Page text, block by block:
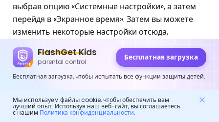
выбрав опцию «Системные настройки», а затем
перейдя в «Экранное время». Затем вы можете
изменить некоторые настройки отсюда,
особенно те, которые относятся к онлайн
серфингу Safari. Чтобы обеспечить детям
безопасный доступ в Интернет, вы можете
настроить различные настройки , связанные с
Safari, ограничить доступ к определенным
сайтам и ограничить доступ к определенным
FlashGet Kids
parental control
Бесплатная загрузка
Бесплатная загрузка, чтобы испытать все функции защиты детей.
Мы используем файлы cookie, чтобы обеспечить вам
лучший опыт. Используя наш веб-сайт, вы соглашаетесь
с нашим Политика конфиденциальности